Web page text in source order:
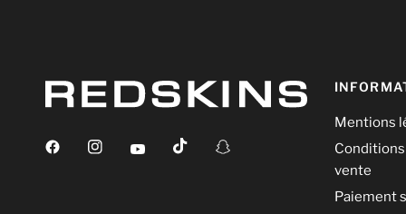
Mentions
vente
Paiement